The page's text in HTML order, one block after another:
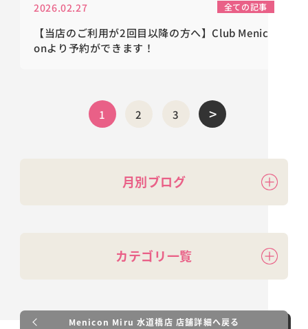
2026.02.27 全ての記事
【当店のご利用が2回目以降の方へ】Club Menic
onより予約ができます！
1 2 3 >
月別ブログ
カテゴリ一覧
Menicon Miru 水道橋店 店舗詳細へ戻る